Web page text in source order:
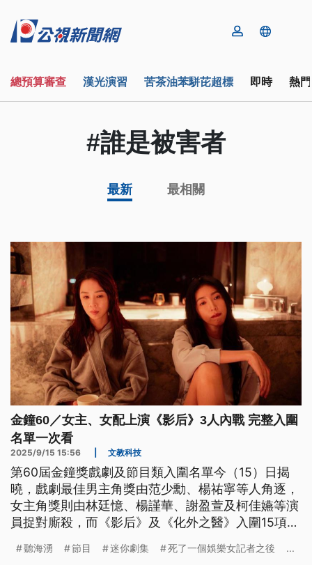
總預算審查 漢光演習 苦茶油苯駢芘超標 即時 熱
#誰是被害者
最新 最相關
金鐘60／女主、女配上演《影后》3人內戰 完整入圍
名單一次看
2025/9/15 15:56 文教科技
第60屆金鐘獎戲劇及節目類入圍名單今（15）日揭
曉，戲劇最佳男主角獎由范少勳、楊祐寧等人角逐，
女主角獎則由林廷憶、楊謹華、謝盈萱及柯佳嬿等演
員捉對廝殺，而《影后》及《化外之醫》入圍15項並
項都同時入圍3人；綜藝節目主持人獎部分，Lulu以2
聽海湧 節目 迷你劇集 死了一個娛樂女記者之後 ...